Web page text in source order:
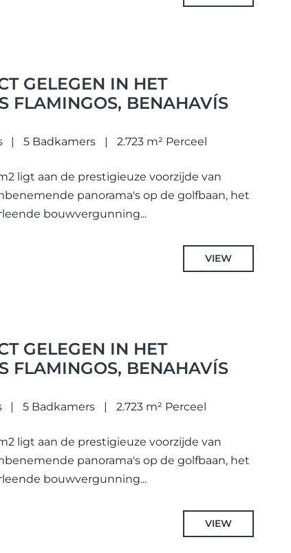
GELEGEN IN HET
FLAMINGOS, BENAHAVÍS
5 Badkamers 2.723 m² Perceel
ligt aan de prestigieuze voorzijde van
panorama's op de golfbaan, het
bouwvergunning...
VIEW
GELEGEN IN HET
FLAMINGOS, BENAHAVÍS
5 Badkamers 2.723 m² Perceel
ligt aan de prestigieuze voorzijde van
panorama's op de golfbaan, het
bouwvergunning...
VIEW